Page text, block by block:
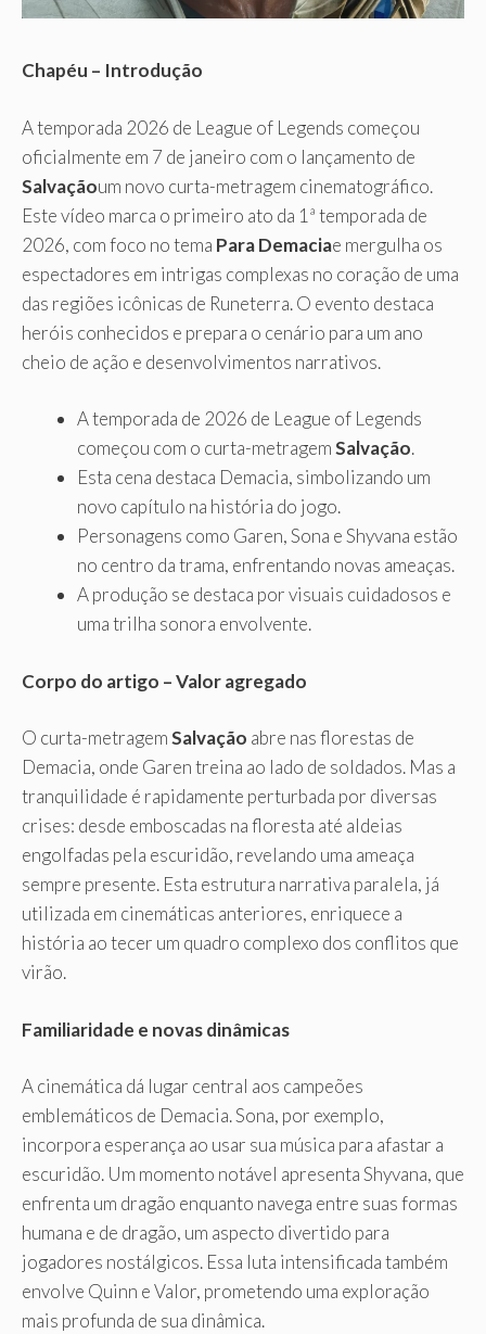
Chapéu – Introdução
A temporada 2026 de League of Legends começou
oficialmente em 7 de janeiro com o lançamento de
Salvaçãoum novo curta-metragem cinematográfico.
Este vídeo marca o primeiro ato da 1ª temporada de
2026, com foco no tema Para Demaciae mergulha os
espectadores em intrigas complexas no coração de uma
das regiões icônicas de Runeterra. O evento destaca
heróis conhecidos e prepara o cenário para um ano
cheio de ação e desenvolvimentos narrativos.
A temporada de 2026 de League of Legends
começou com o curta-metragemSalvação.
Esta cena destaca Demacia, simbolizando um
novo capítulo na história do jogo.
Personagens como Garen, Sona e Shyvana estão
no centro da trama, enfrentando novas ameaças.
A produção se destaca por visuais cuidadosos e
uma trilha sonora envolvente.
Corpo do artigo – Valor agregado
O curta-metragemSalvação abre nas florestas de
Demacia, onde Garen treina ao lado de soldados. Mas a
tranquilidade é rapidamente perturbada por diversas
crises: desde emboscadas na floresta até aldeias
engolfadas pela escuridão, revelando uma ameaça
sempre presente. Esta estrutura narrativa paralela, já
utilizada em cinemáticas anteriores, enriquece a
história ao tecer um quadro complexo dos conflitos que
virão.
Familiaridade e novas dinâmicas
A cinemática dá lugar central aos campeões
emblemáticos de Demacia. Sona, por exemplo,
incorpora esperança ao usar sua música para afastar a
escuridão. Um momento notável apresenta Shyvana, que
enfrenta um dragão enquanto navega entre suas formas
humana e de dragão, um aspecto divertido para
jogadores nostálgicos. Essa luta intensificada também
envolve Quinn e Valor, prometendo uma exploração
mais profunda de sua dinâmica.